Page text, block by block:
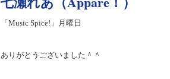
「Music Spice!」月曜日
ありがとうございました＾＾